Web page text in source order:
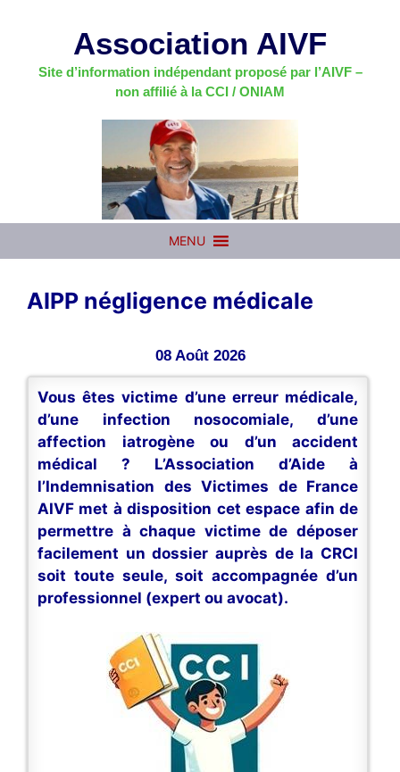
Association AIVF
Site d’information indépendant proposé par l’AIVF –
non affilié à la CCI / ONIAM
MENU
AIPP négligence médicale
08 Août 2026
Vous êtes victime d’une erreur médicale,
d’une infection nosocomiale, d’une
affection iatrogène ou d’un accident
médical ? L’Association d’Aide à
l’Indemnisation des Victimes de France
AIVF met à disposition cet espace afin de
permettre à chaque victime de déposer
facilement un dossier auprès de la CRCI
soit toute seule, soit accompagnée d’un
professionnel (expert ou avocat).